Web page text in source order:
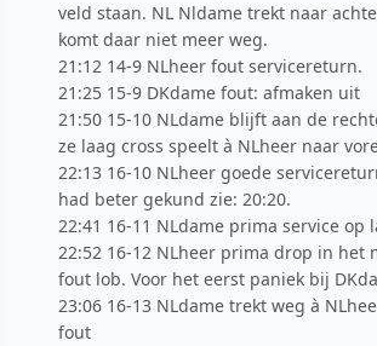
veld staan. NL Nldame trekt naar
komt daar niet meer weg.
21:12 14-9 NLheer fout servicereturn.
21:25 15-9 DKdame fout: afmaken uit
21:50 15-10 NLdame blijft aan de
ze laag cross speelt à NLheer naar
22:13 16-10 NLheer goede
had beter gekund zie: 20:20.
22:41 16-11 NLdame prima service op
22:52 16-12 NLheer prima drop in het
fout lob. Voor het eerst paniek bij
23:06 16-13 NLdame trekt weg à
fout